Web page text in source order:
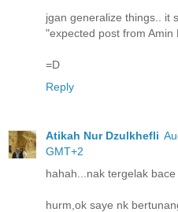
jgan generalize things.. it
"expected post from Amin
=D
Reply
Atikah Nur Dzulkhefli
GMT+2
hahah...nak tergelak bace
hurm,ok saye nk